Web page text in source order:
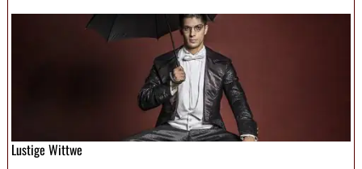
Lustige Wittwe